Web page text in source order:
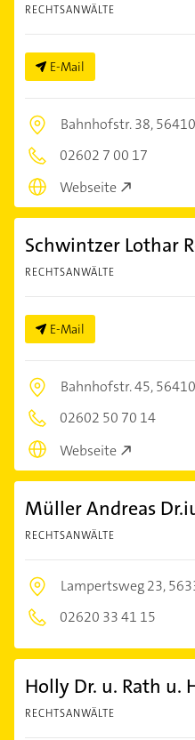
RECHTSANWÄLTE
E-Mail
Bahnhofstr. 38,
02602 7 00 17
Webseite
Schwintzer Lothar
RECHTSANWÄLTE
E-Mail
Bahnhofstr. 45,
02602 50 70 14
Webseite
Müller Andreas
RECHTSANWÄLTE
Lampertsweg 23,
02620 33 41 15
Holly Dr. u. Rath u.
RECHTSANWÄLTE